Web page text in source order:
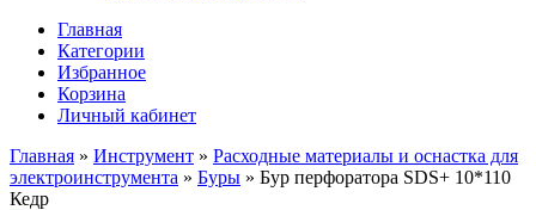
Главная
Категории
Избранное
Корзина
Личный кабинет
Главная » Инструмент » Расходные материалы и оснастка для
электроинструмента » Буры » Бур перфоратора SDS+ 10*110
Кедр